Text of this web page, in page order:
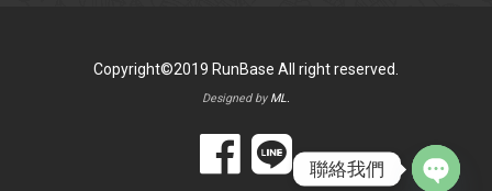
Copyright©2019 RunBase All right reserved.
Designed by ML.
聯絡我們